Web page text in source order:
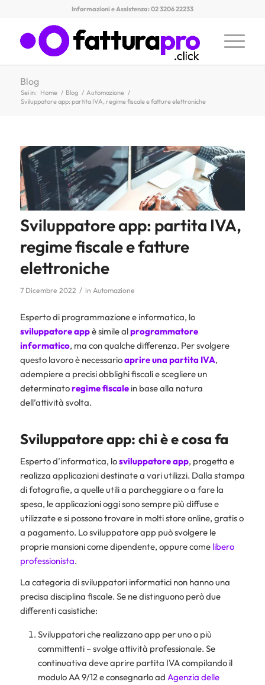
Informazioni e Assistenza: 02 3206 22233
Blog
Sei in: Home / Blog / Automazione /
Sviluppatore app: partita IVA, regime fiscale e fatture elettroniche
Sviluppatore app: partita IVA,
regime fiscale e fatture
elettroniche
7 Dicembre 2022 / in Automazione
Esperto di programmazione e informatica, lo
sviluppatore appè simile alprogrammatore
informatico, ma con qualche differenza. Per svolgere
questo lavoro è necessarioaprire una partita IVA,
adempiere a precisi obblighi fiscali e scegliere un
determinatoregime fiscalein base alla natura
dell’attività svolta.
Sviluppatore app: chi è e cosa fa
Esperto d’informatica, losviluppatore app, progetta e
realizza applicazioni destinate a vari utilizzi. Dalla stampa
di fotografie, a quelle utili a parcheggiare o a fare la
spesa, le applicazioni oggi sono sempre più diffuse e
utilizzate e si possono trovare in molti store online, gratis o
a pagamento. Lo sviluppatore app può svolgere le
proprie mansioni come dipendente, oppure come libero
professionista.
La categoria di sviluppatori informatici non hanno una
precisa disciplina fiscale. Se ne distinguono però due
differenti casistiche:
Sviluppatori che realizzano app per uno o più
committenti – svolge attività professionale. Se
continuativa deve aprire partita IVA compilando il
modulo AA 9/12 e consegnarlo ad Agenzia delle